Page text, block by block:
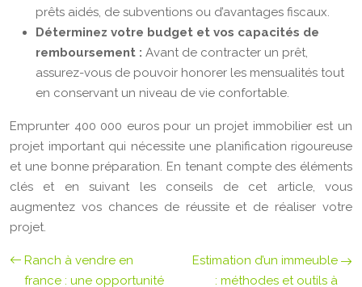
prêts aidés, de subventions ou d’avantages fiscaux.
Déterminez votre budget et vos capacités de
remboursement : Avant de contracter un prêt,
assurez-vous de pouvoir honorer les mensualités tout
en conservant un niveau de vie confortable.
Emprunter 400 000 euros pour un projet immobilier est un
projet important qui nécessite une planification rigoureuse
et une bonne préparation. En tenant compte des éléments
clés et en suivant les conseils de cet article, vous
augmentez vos chances de réussite et de réaliser votre
projet.
Ranch à vendre en
france : une opportunité
Estimation d’un immeuble
: méthodes et outils à